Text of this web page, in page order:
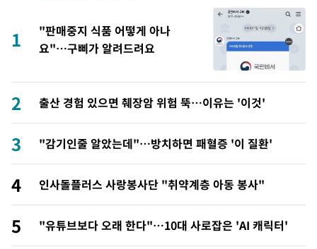
1
"판매중지 식품 어떻게 아나
요"…구삐가 알려드려요
2 출산 경험 있으면 췌장암 위험 뚝…이유는 '이것'
3 "감기인줄 알았는데"…방치하면 패혈증 '이 질환'
4 인사돌플러스 사랑봉사단 "취약계층 아동 봉사"
5 "유튜브보다 오래 한다"…10대 사로잡은 'AI 캐릭터'